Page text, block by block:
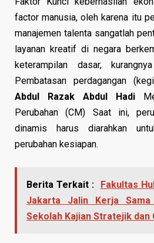
factor manusia, oleh karena itu
manajemen talenta sangatlah
layanan kreatif di negara
keterampilan dasar,
Pembatasan perdagangan
Abdul Razak Abdul Hadi
Perubahan (CM) Saat ini,
dinamis harus diarahkan
perubahan kesiapan.
Berita Terkait :
Fakultas
Jakarta Jalin Kerja
Sekolah Kajian Stratejik dan